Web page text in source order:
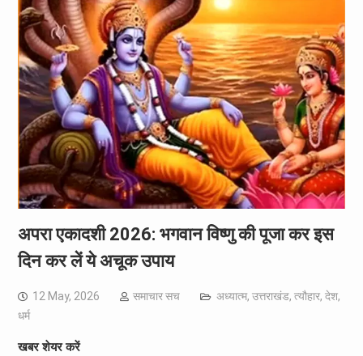
अपरा एकादशी 2026: भगवान विष्णु की पूजा कर इस
दिन कर लें ये अचूक उपाय
12 May, 2026 समाचार सच अध्यात्म, उत्तराखंड, त्यौहार, देश,
धर्म
खबर शेयर करें